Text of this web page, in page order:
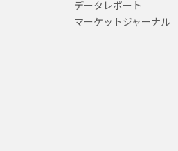
データレポート
マーケットジャーナル